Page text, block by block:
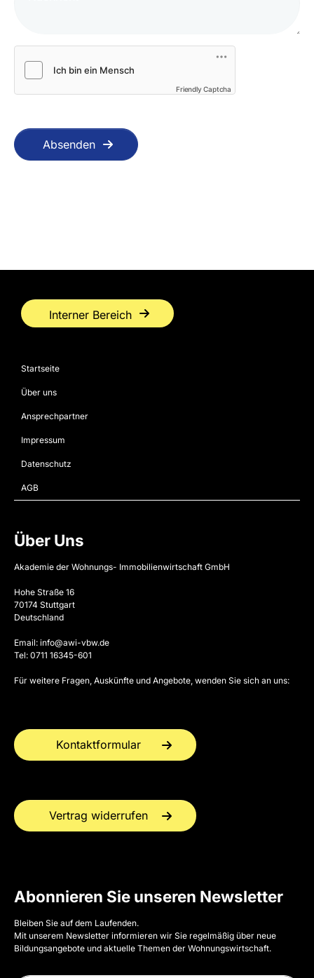
Friendly Captcha
Absenden
Interner Bereich
Startseite
Über uns
Ansprechpartner
Impressum
Datenschutz
AGB
Über Uns
Akademie der Wohnungs- Immobilienwirtschaft GmbH
Hohe Straße 16
70174 Stuttgart
Deutschland
Email: info@awi-vbw.de
Tel: 0711 16345-601
Für weitere Fragen, Auskünfte und Angebote, wenden Sie sich an uns:
Kontaktformular
Vertrag widerrufen
Abonnieren Sie unseren Newsletter
Bleiben Sie auf dem Laufenden.
Mit unserem Newsletter informieren wir Sie regelmäßig über neue
Bildungsangebote und aktuelle Themen der Wohnungswirtschaft.